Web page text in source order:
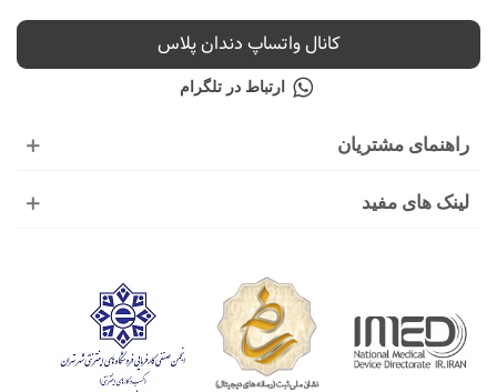
راهنمای مشتریان
لینک های مفید
کانال واتساپ دندان پلاس
ارتباط در تلگرام